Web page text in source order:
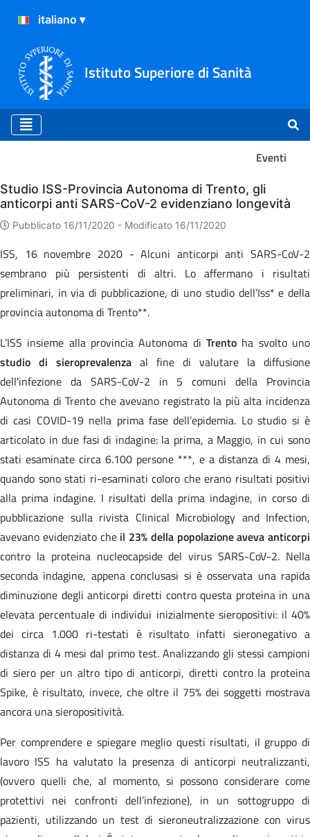
Istituto Superiore di Sanità
Eventi
Eventi
Studio ISS-Provincia Autonoma di Trento, gli
anticorpi anti SARS-CoV-2 evidenziano longevità
Pubblicato 16/11/2020 - Modificato 16/11/2020
ISS, 16 novembre 2020 -Alcuni anticorpi anti SARS-CoV-2
sembrano più persistenti di altri. Lo affermano i risultati
preliminari, in via di pubblicazione, di uno studio dell’Iss* e della
provincia autonoma di Trento**.
L’ISS insieme alla provincia Autonoma di Trento ha svolto uno
studio di sieroprevalenza al fine di valutare la diffusione
dell'infezione da SARS-CoV-2 in 5 comuni della Provincia
Autonoma di Trento che avevano registrato la più alta incidenza
di casi COVID-19 nella prima fase dell’epidemia. Lo studio si è
articolato in due fasi di indagine: la prima, a Maggio, in cui sono
stati esaminate circa 6.100 persone ***, e a distanza di 4 mesi,
quando sono stati ri-esaminati coloro che erano risultati positivi
alla prima indagine. I risultati della prima indagine, in corso di
pubblicazione sulla rivista Clinical Microbiology and Infection,
avevano evidenziato che il 23% della popolazione aveva anticorpi
contro la proteina nucleocapside del virus SARS-CoV-2. Nella
seconda indagine, appena conclusasi si è osservata una rapida
diminuzione degli anticorpi diretti contro questa proteina in una
elevata percentuale di individui inizialmente sieropositivi: il 40%
dei circa 1.000 ri-testati è risultato infatti sieronegativo a
distanza di 4 mesi dal primo test. Analizzando gli stessi campioni
di siero per un altro tipo di anticorpi, diretti contro la proteina
Spike, è risultato, invece, che oltre il 75% dei soggetti mostrava
ancora una sieropositività.
Per comprendere e spiegare meglio questi risultati, il gruppo di
lavoro ISS ha valutato la presenza di anticorpi neutralizzanti,
(ovvero quelli che, al momento, si possono considerare come
protettivi nei confronti dell’infezione), in un sottogruppo di
pazienti, utilizzando un test di sieroneutralizzazione con virus